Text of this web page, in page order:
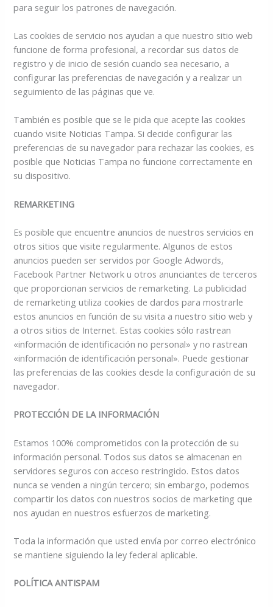
para seguir los patrones de navegación.
Las cookies de servicio nos ayudan a que nuestro sitio web
funcione de forma profesional, a recordar sus datos de
registro y de inicio de sesión cuando sea necesario, a
configurar las preferencias de navegación y a realizar un
seguimiento de las páginas que ve.
También es posible que se le pida que acepte las cookies
cuando visite Noticias Tampa. Si decide configurar las
preferencias de su navegador para rechazar las cookies, es
posible que Noticias Tampa no funcione correctamente en
su dispositivo.
REMARKETING
Es posible que encuentre anuncios de nuestros servicios en
otros sitios que visite regularmente. Algunos de estos
anuncios pueden ser servidos por Google Adwords,
Facebook Partner Network u otros anunciantes de terceros
que proporcionan servicios de remarketing. La publicidad
de remarketing utiliza cookies de dardos para mostrarle
estos anuncios en función de su visita a nuestro sitio web y
a otros sitios de Internet. Estas cookies sólo rastrean
«información de identificación no personal» y no rastrean
«información de identificación personal». Puede gestionar
las preferencias de las cookies desde la configuración de su
navegador.
PROTECCIÓN DE LA INFORMACIÓN
Estamos 100% comprometidos con la protección de su
información personal. Todos sus datos se almacenan en
servidores seguros con acceso restringido. Estos datos
nunca se venden a ningún tercero; sin embargo, podemos
compartir los datos con nuestros socios de marketing que
nos ayudan en nuestros esfuerzos de marketing.
Toda la información que usted envía por correo electrónico
se mantiene siguiendo la ley federal aplicable.
POLÍTICA ANTISPAM